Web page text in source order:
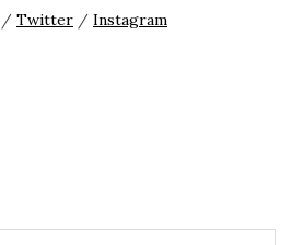
/ Twitter / Instagram